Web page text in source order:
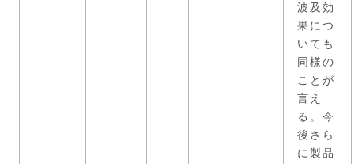
波及効
果につ
いても
同様の
ことが
言え
る。今
後さら
に製品